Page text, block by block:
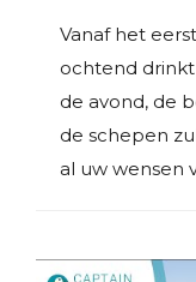
Vanaf het
ochtend
de avond, de
de schepen
al uw wensen